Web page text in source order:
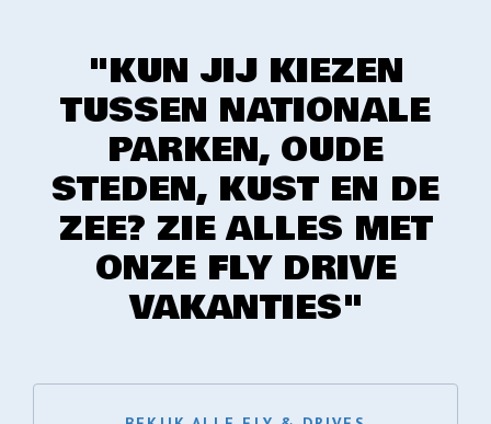
"KUN JIJ KIEZEN
TUSSEN NATIONALE
PARKEN, OUDE
STEDEN, KUST EN DE
ZEE? ZIE ALLES MET
ONZE FLY DRIVE
VAKANTIES"